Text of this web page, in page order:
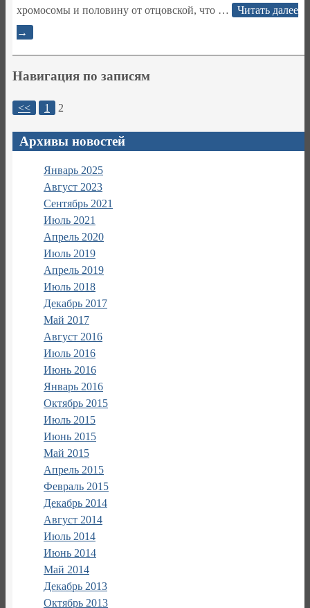
хромосомы и половину от отцовской, что …
Читать далее
→
Навигация по записям
<< 1 2
Архивы новостей
Январь 2025
Август 2023
Сентябрь 2021
Июль 2021
Апрель 2020
Июль 2019
Апрель 2019
Июль 2018
Декабрь 2017
Май 2017
Август 2016
Июль 2016
Июнь 2016
Январь 2016
Октябрь 2015
Июль 2015
Июнь 2015
Май 2015
Апрель 2015
Февраль 2015
Декабрь 2014
Август 2014
Июль 2014
Июнь 2014
Май 2014
Декабрь 2013
Октябрь 2013